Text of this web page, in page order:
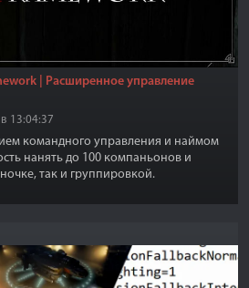
| Расширенное управление
13:04:37
командного управления и наймом
нанять до 100 компаньонов и
так и группировкой.